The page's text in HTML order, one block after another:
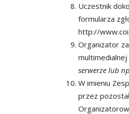
Uczestnik
formularza
http://
Organizator
multimedialnej
serwerze lub
W imieniu
przez